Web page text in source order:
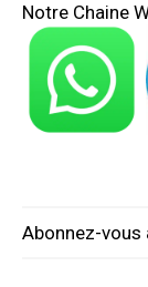
Notre Chaine
Abonnez-vous